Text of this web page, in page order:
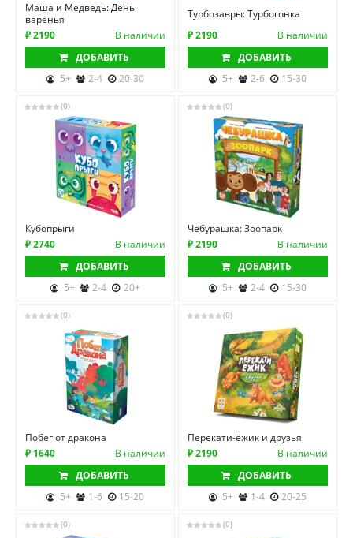
Маша и Медведь: День
варенья
₽ 2190
В наличии
ДОБАВИТЬ
5+
2-4 20-30
Турбозавры: Турбогонка
₽ 2190
В наличии
ДОБАВИТЬ
5+
2-6 15-30
(0)
Кубопрыги
₽ 2740
В наличии
ДОБАВИТЬ
5+
2-4 20+
(0)
Чебурашка: Зоопарк
₽ 2190
В наличии
ДОБАВИТЬ
5+
2-4 15-30
(0)
Побег от дракона
₽ 1640
В наличии
ДОБАВИТЬ
5+
1-6 15-20
(0)
Перекати-ёжик и друзья
₽ 2190
В наличии
ДОБАВИТЬ
5+
1-4 20-25
(0) (0)